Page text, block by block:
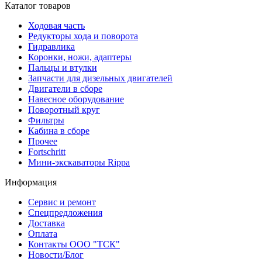
Каталог товаров
Ходовая часть
Редукторы хода и поворота
Гидравлика
Коронки, ножи, адаптеры
Пальцы и втулки
Запчасти для дизельных двигателей
Двигатели в сборе
Навесное оборудование
Поворотный круг
Фильтры
Кабина в сборе
Прочее
Fortschritt
Мини-экскаваторы Rippa
Информация
Сервис и ремонт
Спецпредложения
Доставка
Оплата
Контакты ООО "ТСК"
Новости/Блог